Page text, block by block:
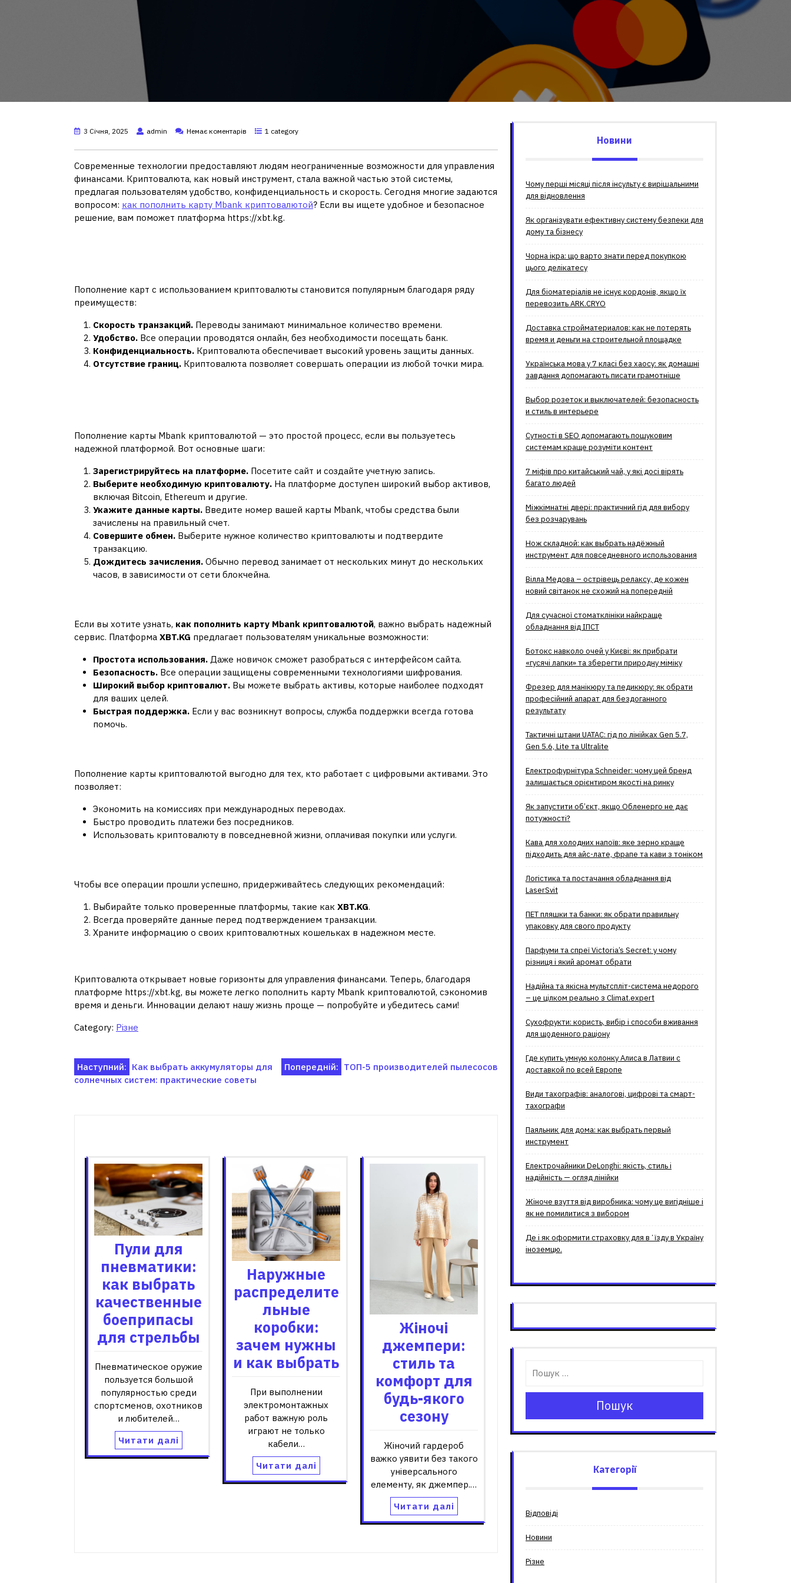
3 Січня, 2025 admin Немає коментарів 1 category
Современные технологии предоставляют людям неограниченные возможности для управления
финансами. Криптовалюта, как новый инструмент, стала важной частью этой системы,
предлагая пользователям удобство, конфиденциальность и скорость. Сегодня многие задаются
вопросом: как пополнить карту Mbank криптовалютой? Если вы ищете удобное и безопасное
решение, вам поможет платформа https://xbt.kg.
Пополнение карт с использованием криптовалюты становится популярным благодаря ряду
преимуществ:
Скорость транзакций. Переводы занимают минимальное количество времени.
Удобство. Все операции проводятся онлайн, без необходимости посещать банк.
Конфиденциальность. Криптовалюта обеспечивает высокий уровень защиты данных.
Отсутствие границ. Криптовалюта позволяет совершать операции из любой точки мира.
Пополнение карты Mbank криптовалютой — это простой процесс, если вы пользуетесь
надежной платформой. Вот основные шаги:
Зарегистрируйтесь на платформе. Посетите сайт и создайте учетную запись.
Выберите необходимую криптовалюту. На платформе доступен широкий выбор активов,
включая Bitcoin, Ethereum и другие.
Укажите данные карты. Введите номер вашей карты Mbank, чтобы средства были
зачислены на правильный счет.
Совершите обмен. Выберите нужное количество криптовалюты и подтвердите
транзакцию.
Дождитесь зачисления. Обычно перевод занимает от нескольких минут до нескольких
часов, в зависимости от сети блокчейна.
Если вы хотите узнать, как пополнить карту Mbank криптовалютой, важно выбрать надежный
сервис. Платформа XBT.KG предлагает пользователям уникальные возможности:
Простота использования. Даже новичок сможет разобраться с интерфейсом сайта.
Безопасность. Все операции защищены современными технологиями шифрования.
Широкий выбор криптовалют. Вы можете выбрать активы, которые наиболее подходят
для ваших целей.
Быстрая поддержка. Если у вас возникнут вопросы, служба поддержки всегда готова
помочь.
Пополнение карты криптовалютой выгодно для тех, кто работает с цифровыми активами. Это
позволяет:
Экономить на комиссиях при международных переводах.
Быстро проводить платежи без посредников.
Использовать криптовалюту в повседневной жизни, оплачивая покупки или услуги.
Чтобы все операции прошли успешно, придерживайтесь следующих рекомендаций:
Выбирайте только проверенные платформы, такие как XBT.KG.
Всегда проверяйте данные перед подтверждением транзакции.
Храните информацию о своих криптовалютных кошельках в надежном месте.
Криптовалюта открывает новые горизонты для управления финансами. Теперь, благодаря
платформе https://xbt.kg, вы можете легко пополнить карту Mbank криптовалютой, сэкономив
время и деньги. Инновации делают нашу жизнь проще — попробуйте и убедитесь сами!
Category: Різне
Навігація
Попередній: ТОП-5 производителей пылесосов
Наступний: Как выбрать аккумуляторы для
солнечных систем: практические советы
Пули для
пневматики:
как выбрать
качественные
боеприпасы
для стрельбы
Пневматическое оружие
пользуется большой
популярностью среди
спортсменов, охотников
и любителей…
Читати далі
Наружные
распределите
льные
коробки:
зачем нужны
и как выбрать
При выполнении
электромонтажных
работ важную роль
играют не только
кабели…
Читати далі
Жіночі
джемпери:
стиль та
комфорт для
будь-якого
сезону
Жіночий гардероб
важко уявити без такого
універсального
елементу, як джемпер.…
Читати далі
Новини
Чому перші місяці після інсульту є вирішальними
для відновлення
Як організувати ефективну систему безпеки для
дому та бізнесу
Чорна ікра: що варто знати перед покупкою
цього делікатесу
Для біоматеріалів не існує кордонів, якщо їх
перевозить ARK.CRYO
Доставка стройматериалов: как не потерять
время и деньги на строительной площадке
Українська мова у 7 класі без хаосу: як домашні
завдання допомагають писати грамотніше
Выбор розеток и выключателей: безопасность
и стиль в интерьере
Сутності в SEO допомагають пошуковим
системам краще розуміти контент
7 міфів про китайський чай, у які досі вірять
багато людей
Міжкімнатні двері: практичний гід для вибору
без розчарувань
Нож складной: как выбрать надёжный
инструмент для повседневного использования
Вілла Медова – острівець релаксу, де кожен
новий світанок не схожий на попередній
Для сучасної стоматклініки найкраще
обладнання від ІПСТ
Ботокс навколо очей у Києві: як прибрати
«гусячі лапки» та зберегти природну міміку
Фрезер для манікюру та педикюру: як обрати
професійний апарат для бездоганного
результату
Тактичні штани UATAC: гід по лінійках Gen 5.7,
Gen 5.6, Lite та Ultralite
Електрофурнітура Schneider: чому цей бренд
залишається орієнтиром якості на ринку
Як запустити об’єкт, якщо Обленерго не дає
потужності?
Кава для холодних напоїв: яке зерно краще
підходить для айс-лате, фрапе та кави з тоніком
Логістика та постачання обладнання від
LaserSvit
ПЕТ пляшки та банки: як обрати правильну
упаковку для свого продукту
Парфуми та спреї Victoria’s Secret: у чому
різниця і який аромат обрати
Надійна та якісна мультспліт-система недорого
– це цілком реально з Climat.еxpert
Сухофрукти: користь, вибір і способи вживання
для щоденного раціону
Где купить умную колонку Алиса в Латвии с
доставкой по всей Европе
Види тахографів: аналогові, цифрові та смарт-
тахографи
Паяльник для дома: как выбрать первый
инструмент
Електрочайники DeLonghi: якість, стиль і
надійність — огляд лінійки
Жіноче взуття від виробника: чому це вигідніше і
як не помилитися з вибором
Де і як оформити страховку для вʼїзду в Україну
іноземцю.
Пошук
Категорії
Відповіді
Новини
Різне